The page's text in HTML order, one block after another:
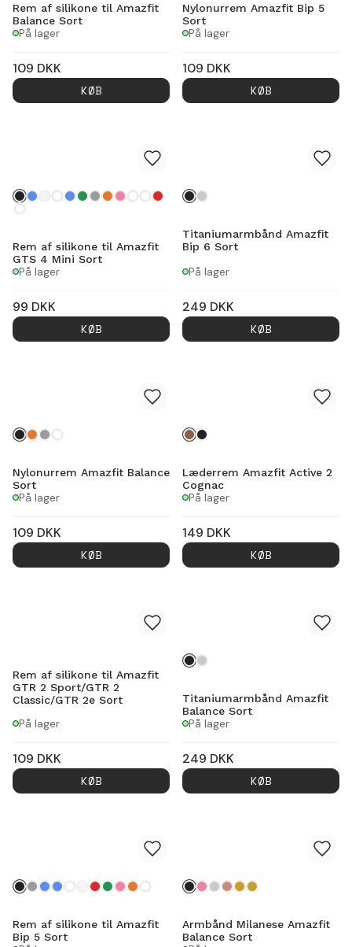
Rem af silikone til Amazfit
Balance Sort
På lager
109 DKK
KØB
Nylonurrem Amazfit Bip 5
Sort
På lager
109 DKK
KØB
Rem af silikone til Amazfit
GTS 4 Mini Sort
På lager
99 DKK
KØB
Titaniumarmbånd Amazfit
Bip 6 Sort
På lager
249 DKK
KØB
Nylonurrem Amazfit Balance
Sort
På lager
109 DKK
KØB
Læderrem Amazfit Active 2
Cognac
På lager
149 DKK
KØB
Rem af silikone til Amazfit
GTR 2 Sport/GTR 2
Classic/GTR 2e Sort
På lager
109 DKK
KØB
Titaniumarmbånd Amazfit
Balance Sort
På lager
249 DKK
KØB
Rem af silikone til Amazfit
Bip 5 Sort
Armbånd Milanese Amazfit
Balance Sort